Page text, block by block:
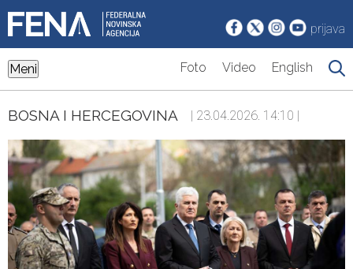
prijava
Meni Foto Video English
BOSNA I HERCEGOVINA | 23.04.2026. 14:10 |